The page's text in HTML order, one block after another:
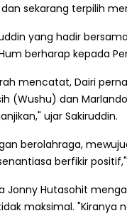
dan sekarang terpilih
yang hadir
berharap kepada
mencatat, Dairi
(Wushu) dan
ujar Sakiruddin.
berolahraga,
berfikir
Jonny Hutasohit
maksimal. "Kiranya